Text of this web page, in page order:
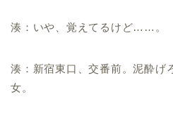
湊：いや、覚えてるけど……。
湊：新宿東口、交番前。泥酔げ
女。